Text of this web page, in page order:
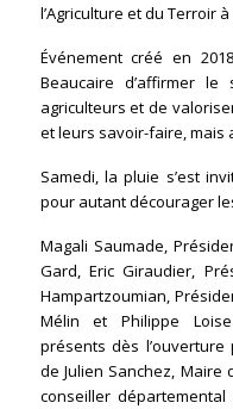
l’Agriculture et du Terroir
Événement créé en
Beaucaire d’affirmer
agriculteurs et de
et leurs savoir-faire, mais
Samedi, la pluie s’est
pour autant décourager
Magali Saumade,
Gard, Eric Giraudier,
Hampartzoumian,
Mélin et Philippe
présents dès l’ouverture
de Julien Sanchez, Maire
conseiller